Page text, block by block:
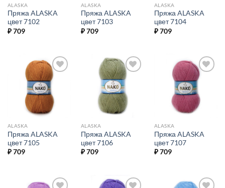
ALASKA
Пряжа ALASKA
цвет 7102
₽709
ALASKA
Пряжа ALASKA
цвет 7103
₽709
ALASKA
Пряжа ALASKA
цвет 7104
₽709
Добавить в
избранное.
ALASKA
Пряжа ALASKA
цвет 7105
₽709
Добавить в
избранное.
ALASKA
Пряжа ALASKA
цвет 7106
₽709
Добавить в
избранное.
ALASKA
Пряжа ALASKA
цвет 7107
₽709